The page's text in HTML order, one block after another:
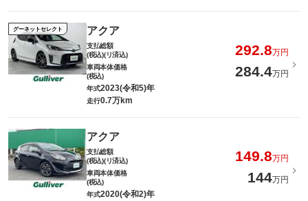
グーネットセレクト アクア
支払総額
(税込)(リ済込)
292.8万円
車両本体価格
(税込)
284.4万円
年式2023(令和5)年
走行0.7万km
アクア
支払総額
(税込)(リ済込)
149.8万円
車両本体価格
(税込)
144万円
年式2020(令和2)年